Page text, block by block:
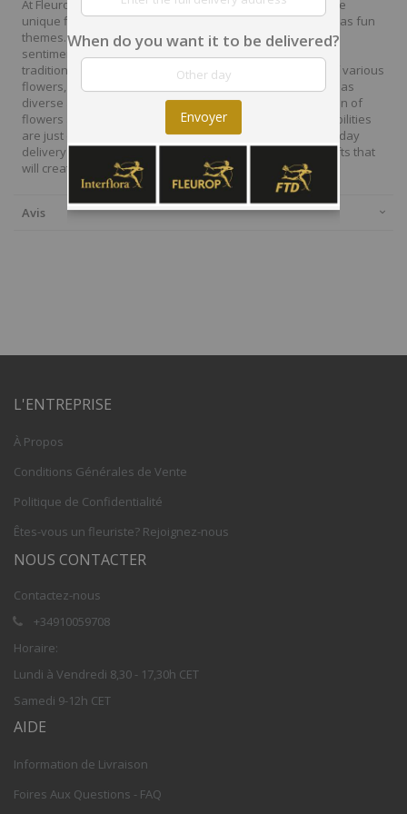
At Fleurop, our skilled floral designers endeavour to create
unique floral designs, with imaginative, thoughtful as well as fun
themes. Each bouquet is personally crafted to conjure the
sentiments you want to convey with the flowers. From a
traditional bouquet of red roses to modern assortment of various
flowers, now it is easier to send different flowers that are as
diverse as your expressions. Choose from a vast collection of
flowers and gift baskets for delivery at Fleurop, the possibilities
are just endless. Surprise your loved ones with the same day
delivery of fresh flowers arrangements and wonderful gifts that
will create memories to last a lifetime.
Avis
L'ENTREPRISE
À Propos
Conditions Générales de Vente
Politique de Confidentialité
Êtes-vous un fleuriste? Rejoignez-nous
NOUS CONTACTER
Contactez-nous
+34910059708
Horaire:
Lundi à Vendredi 8,30 - 17,30h CET
Samedi 9-12h CET
AIDE
Information de Livraison
Foires Aux Questions - FAQ
When do you want it to be delivered?
Envoyer